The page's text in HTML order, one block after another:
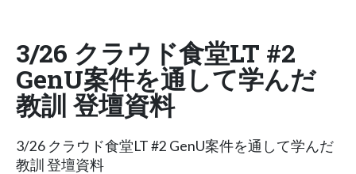
3/26 クラウド食堂LT #2
GenU案件を通して学んだ
教訓 登壇資料
3/26 クラウド食堂LT #2 GenU案件を通して学んだ
教訓 登壇資料